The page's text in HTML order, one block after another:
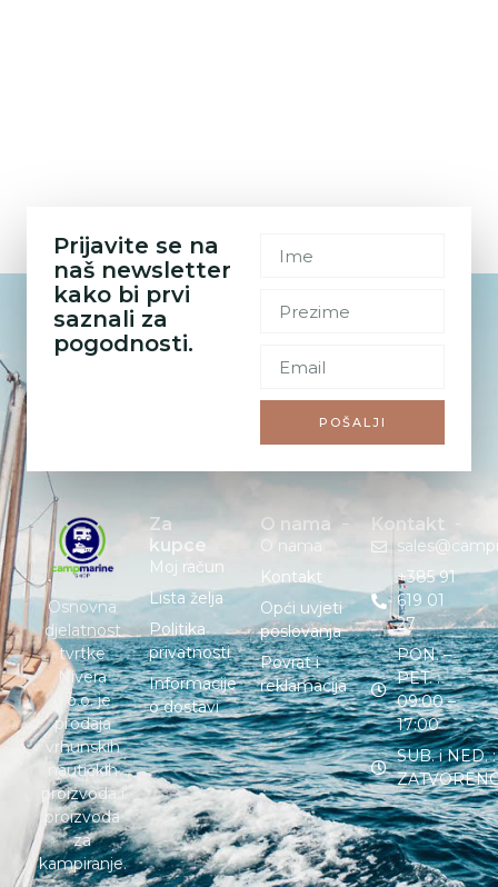
Prijavite se na
naš newsletter
kako bi prvi
saznali za
pogodnosti.
POŠALJI
Osnovna
djelatnost
tvrtke
Nivera
d.o.o. je
prodaja
vrhunskih
nautičkih
proizvoda i
proizvoda
za
kampiranje.
Za
kupce
Moj račun
Lista želja
Politika
privatnosti
Informacije
o dostavi
O nama
O nama
Kontakt
Opći uvjeti
poslovanja
Povrat i
reklamacija
Kontakt
+385 91
619 01
27
PON. –
PET. :
09:00 –
17:00
SUB. i NED. :